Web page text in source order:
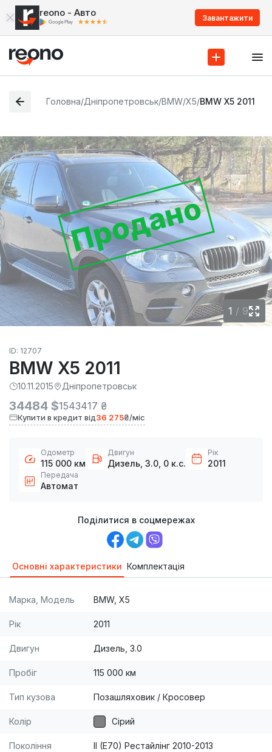
reono - Авто Завантажити
Головна/Дніпропетровськ/BMW/X5/BMW X5 2011
Продано
1 / 9
ID: 12707
BMW X5 2011
10.11.2015 Дніпропетровськ
34484 $1543417 ₴
Купити в кредит від36 275₴/міс
Одометр
115 000 км
Двигун
Дизель, 3.0, 0 к.с.
Рік
2011
Передача
Автомат
Поділитися в соцмережах
Основні характеристики Комплектація
Марка, Модель BMW, X5
Рік 2011
Двигун Дизель, 3.0
Пробіг 115 000 км
Тип кузова Позашляховик / Кросовер
Колір Сірий
Покоління II (E70) Рестайлінг 2010-2013